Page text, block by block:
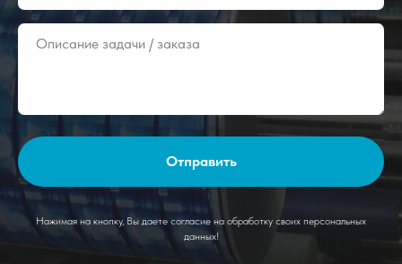
Отправить
Нажимая на кнопку, Вы даете согласие на обработку своих персональных
данных!